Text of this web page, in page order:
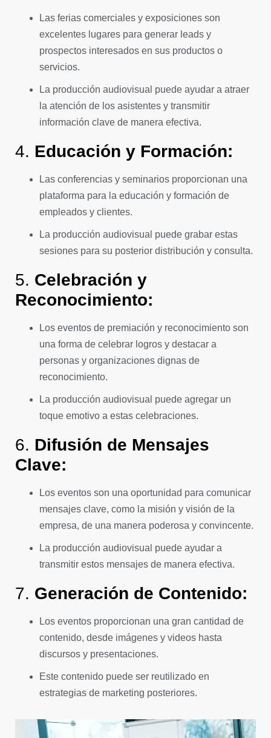
Las ferias comerciales y exposiciones son
excelentes lugares para generar leads y
prospectos interesados en sus productos o
servicios.
La producción audiovisual puede ayudar a atraer
la atención de los asistentes y transmitir
información clave de manera efectiva.
4. Educación y Formación:
Las conferencias y seminarios proporcionan una
plataforma para la educación y formación de
empleados y clientes.
La producción audiovisual puede grabar estas
sesiones para su posterior distribución y consulta.
5. Celebración y
Reconocimiento:
Los eventos de premiación y reconocimiento son
una forma de celebrar logros y destacar a
personas y organizaciones dignas de
reconocimiento.
La producción audiovisual puede agregar un
toque emotivo a estas celebraciones.
6. Difusión de Mensajes
Clave:
Los eventos son una oportunidad para comunicar
mensajes clave, como la misión y visión de la
empresa, de una manera poderosa y convincente.
La producción audiovisual puede ayudar a
transmitir estos mensajes de manera efectiva.
7. Generación de Contenido:
Los eventos proporcionan una gran cantidad de
contenido, desde imágenes y videos hasta
discursos y presentaciones.
Este contenido puede ser reutilizado en
estrategias de marketing posteriores.